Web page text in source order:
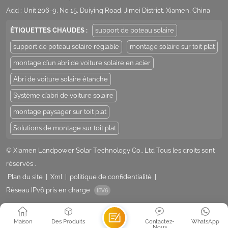
Add : Unit 206-9, No 15, Duiying Road, Jimei District, Xiamen, China
ÉTIQUETTES CHAUDES : support de poteau solaire
support de poteau solaire réglable montage solaire sur toit plat
montage d'un abri de voiture solaire en acier
Abri de voiture solaire étanche
Système d'abri de voiture solaire
montage paysager sur toit plat
Solutions de montage sur toit plat
© Xiamen Landpower Solar Technology Co., Ltd Tous les droits sont
réservés .
Plan du site
Xml politique de confidentialité
Réseau IPv6 pris en charge
Maison Des Produits WhatsApp
Contactez-